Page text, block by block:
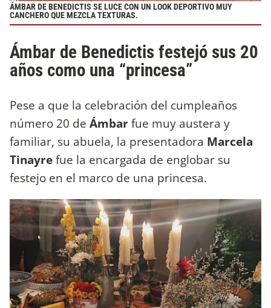
ÁMBAR DE BENEDICTIS SE LUCE CON UN LOOK DEPORTIVO MUY
CANCHERO QUE MEZCLA TEXTURAS.
Ámbar de Benedictis festejó sus 20
años como una “princesa”
Pese a que la celebración del cumpleaños
número 20 de Ámbarfue muy austera y
familiar, su abuela, la presentadora Marcela
Tinayrefue la encargada de englobar su
festejo en el marco de una princesa.